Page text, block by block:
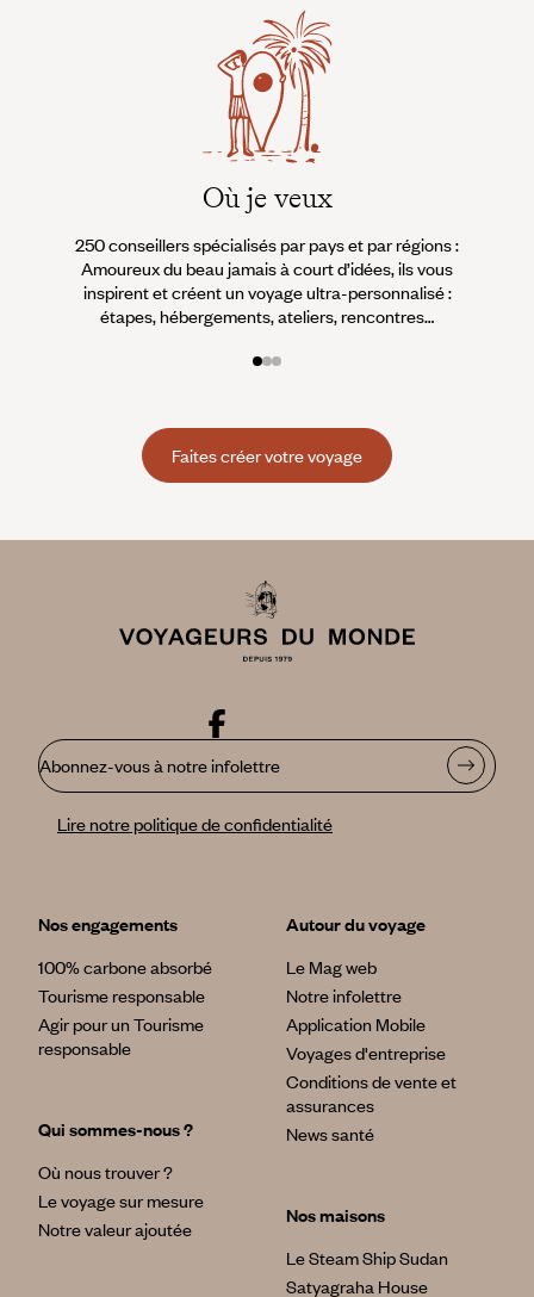
Où je veux
250 conseillers spécialisés par pays et par régions :
Amoureux du beau jamais à court d’idées, ils vous
inspirent et créent un voyage ultra-personnalisé :
étapes, hébergements, ateliers, rencontres…
Faites créer votre voyage
Abonnez-vous à notre infolettre
Lire notre politique de confidentialité
Nos engagements
100% carbone absorbé
Tourisme responsable
Agir pour un Tourisme
responsable
Qui sommes-nous ?
Où nous trouver ?
Le voyage sur mesure
Notre valeur ajoutée
Autour du voyage
Le Mag web
Notre infolettre
Application Mobile
Voyages d'entreprise
Conditions de vente et
assurances
News santé
Nos maisons
Le Steam Ship Sudan
Satyagraha House